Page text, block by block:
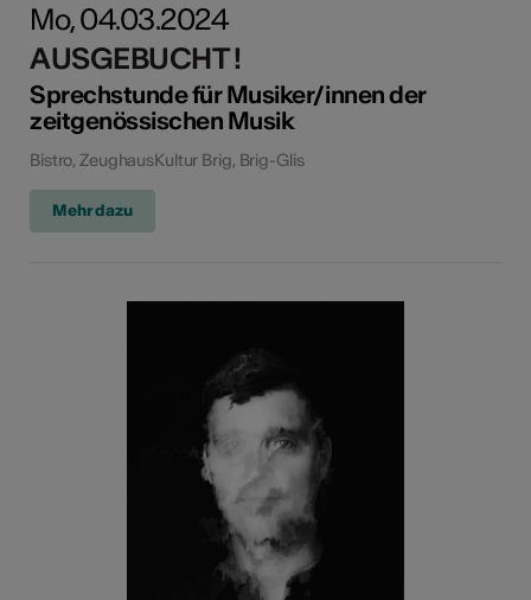
Mo, 04.03.2024
AUSGEBUCHT !
Sprechstunde für Musiker/innen der
zeitgenössischen Musik
Bistro, ZeughausKultur Brig, Brig-Glis
Mehr dazu